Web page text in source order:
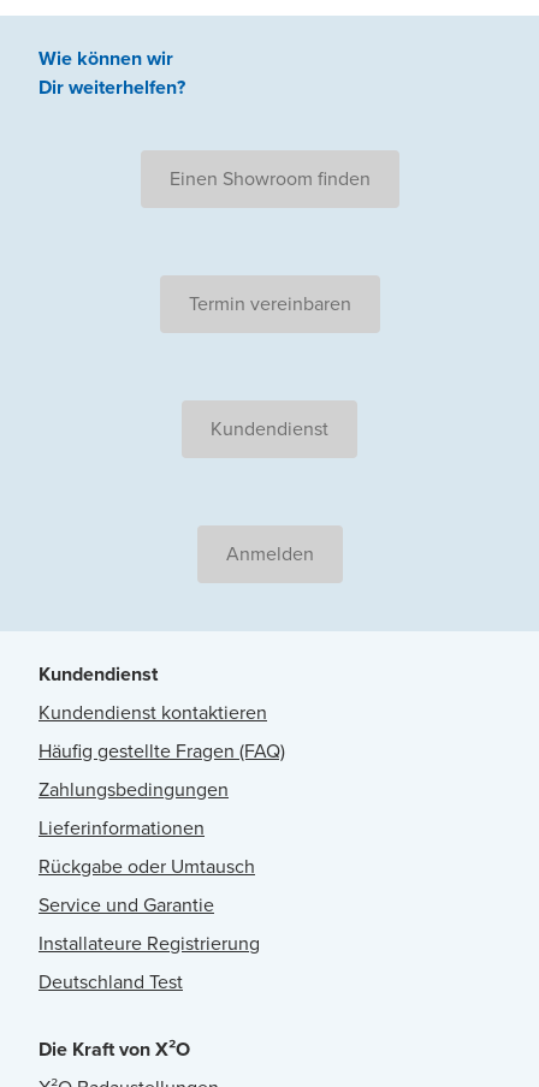
Wie können wir
Dir weiterhelfen?
Einen Showroom finden
Termin vereinbaren
Kundendienst
Anmelden
Kundendienst
Kundendienst kontaktieren
Häufig gestellte Fragen (FAQ)
Zahlungsbedingungen
Lieferinformationen
Rückgabe oder Umtausch
Service und Garantie
Installateure Registrierung
Deutschland Test
Die Kraft von X²O